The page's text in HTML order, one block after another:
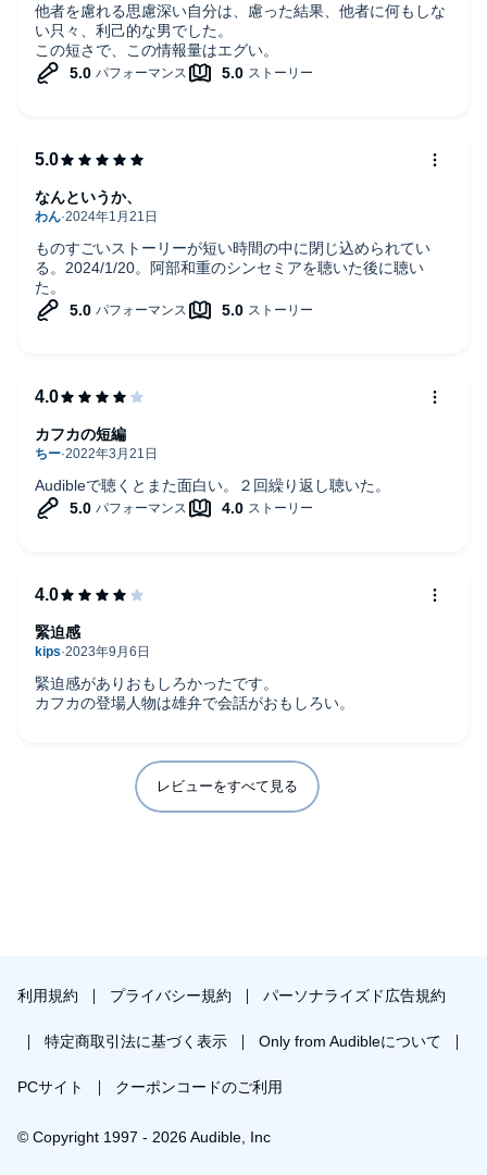
他者を慮れる思慮深い自分は、慮った結果、他者に何もしな
い只々、利己的な男でした。
この短さで、この情報量はエグい。
ものすごいストーリーが短い時間の中に閉じ込められてい
る。2024/1/20。阿部和重のシンセミアを聴いた後に聴い
た。
なんというか、
Audibleで聴くとまた面白い。２回繰り返し聴いた。
カフカの短編
緊迫感がありおもしろかったです。
カフカの登場人物は雄弁で会話がおもしろい。
緊迫感
レビューをすべて見る
利用規約 プライバシー規約 パーソナライズド広告規約
特定商取引法に基づく表示 Only from Audibleについて
PCサイト クーポンコードのご利用
© Copyright 1997 - 2026 Audible, Inc